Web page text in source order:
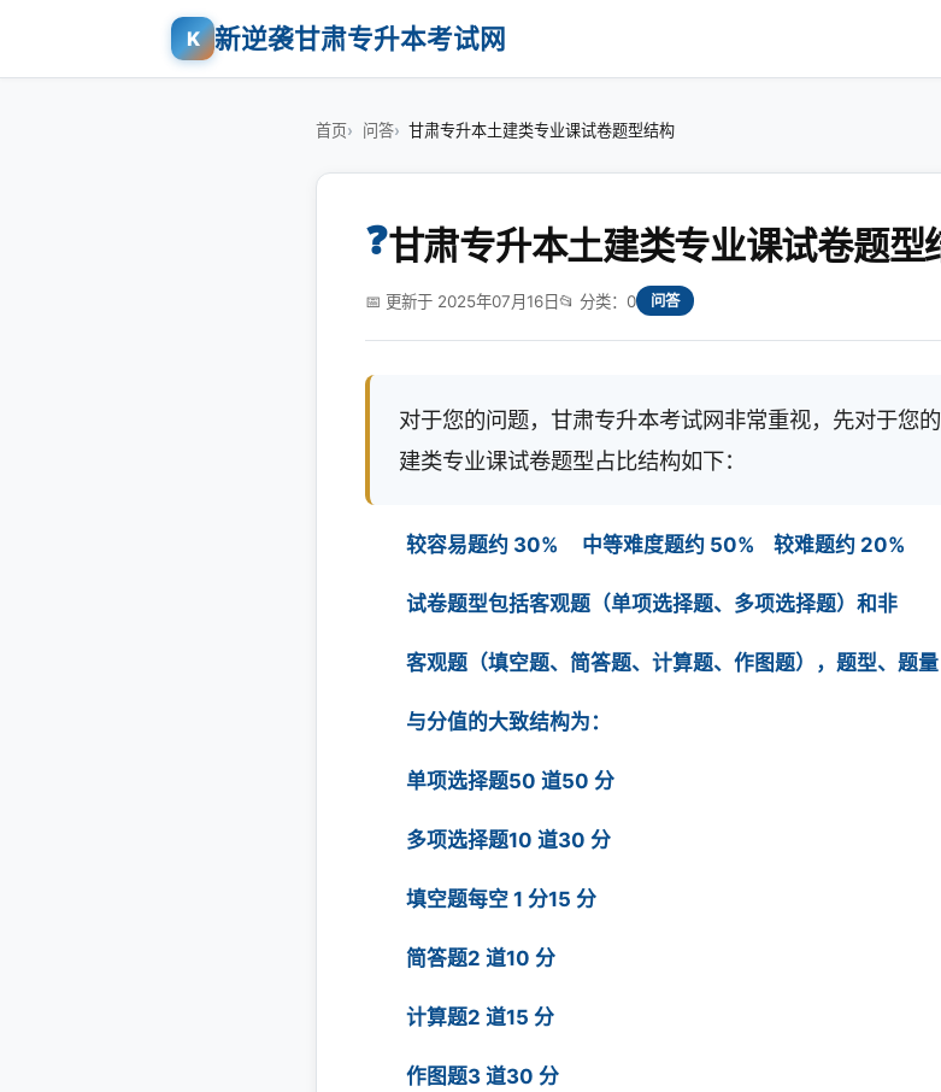
K 新逆袭甘肃专升本考试网
首页 问答 甘肃专升本土建类专业课试卷题型结构
❓甘肃专升本土建类专业课试卷题型
📅 更新于 2025年07月16日📂 分类：0 问答
对于您的问题，甘肃专升本考试网非常重视，先对于您
建类专业课试卷题型占比结构如下：
较容易题约 30% 中等难度题约 50% 较难题约 20%
试卷题型包括客观题（单项选择题、多项选择题）和非
客观题（填空题、简答题、计算题、作图题），题型、题量
与分值的大致结构为：
单项选择题50 道50 分
多项选择题10 道30 分
填空题每空 1 分15 分
简答题2 道10 分
计算题2 道15 分
作图题3 道30 分